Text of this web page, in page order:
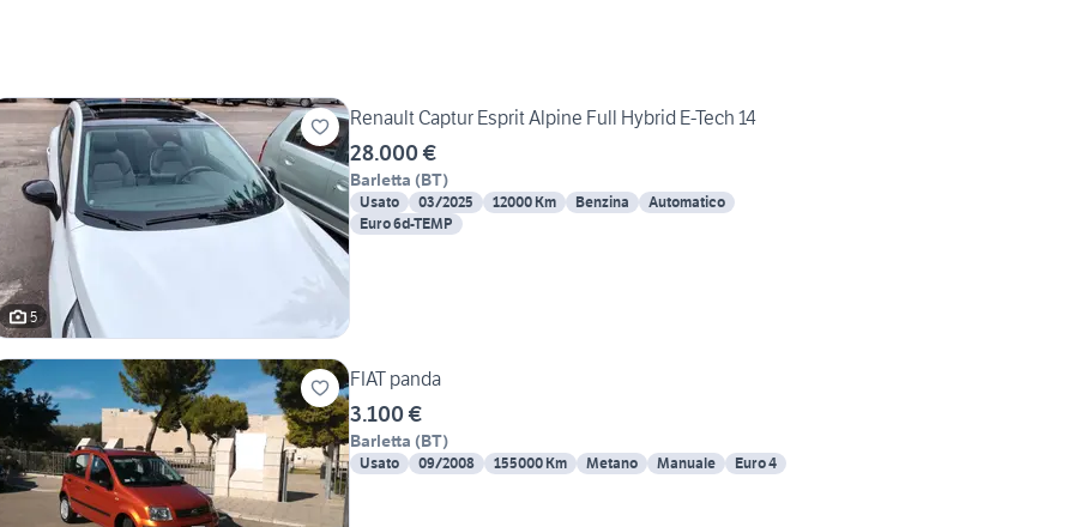
5
Renault Captur Esprit Alpine Full Hybrid E-Tech 14
28.000 €
Barletta (BT)
Usato 03/2025 12000 Km Benzina
Automatico
Euro 6d-TEMP
FIAT panda
3.100 €
Barletta (BT)
Usato 09/2008 155000 Km Metano Manuale Euro 4